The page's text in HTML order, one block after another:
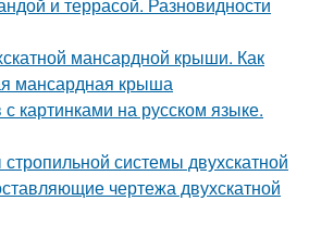
мансардной крыши. Как
мансардная крыша
картинками на русском языке.
системы двухскатной
чертежа двухскатной